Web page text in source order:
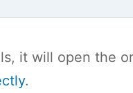
it will open the
.